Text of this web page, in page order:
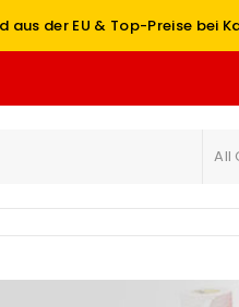
aus der EU & Top-Preise bei
All